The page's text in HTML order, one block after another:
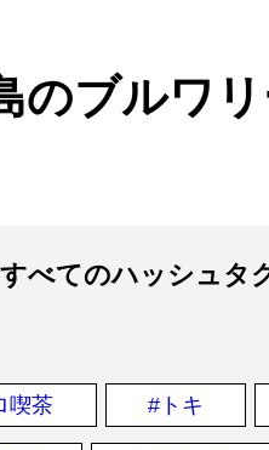
のブルワ
べてのハッシュタ
喫茶 トキ